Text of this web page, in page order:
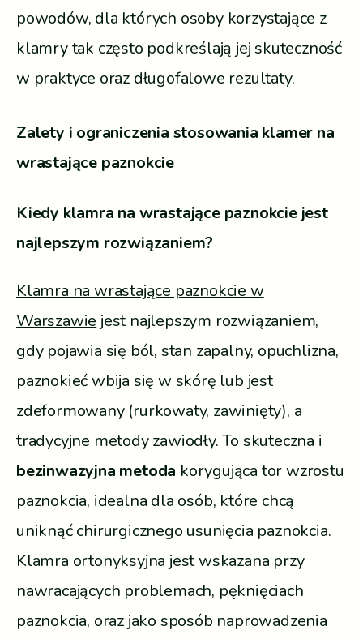
powodów, dla których osoby korzystające z
klamry tak często podkreślają jej skuteczność
w praktyce oraz długofalowe rezultaty.
Zalety i ograniczenia stosowania klamer na
wrastające paznokcie
Kiedy klamra na wrastające paznokcie jest
najlepszym rozwiązaniem?
Klamra na wrastające paznokcie w
Warszawie jest najlepszym rozwiązaniem,
gdy pojawia się ból, stan zapalny, opuchlizna,
paznokieć wbija się w skórę lub jest
zdeformowany (rurkowaty, zawinięty), a
tradycyjne metody zawiodły. To skuteczna i
bezinwazyjna metoda korygująca tor wzrostu
paznokcia, idealna dla osób, które chcą
uniknąć chirurgicznego usunięcia paznokcia.
Klamra ortonyksyjna jest wskazana przy
nawracających problemach, pęknięciach
paznokcia, oraz jako sposób naprowadzenia